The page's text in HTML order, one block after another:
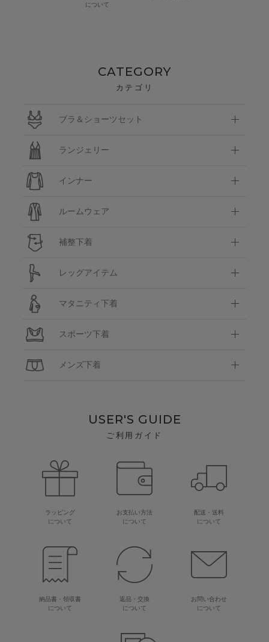
について
CATEGORY
カテゴリ
ブラ＆ショーツセット
ランジェリー
インナー
ルームウェア
補整下着
レッグアイテム
マタニティ下着
スポーツ下着
メンズ下着
USER'S GUIDE
ご利用ガイド
ラッピング
について
お支払い方法
について
配送・送料
について
納品書・領収書
について
返品・交換
について
お問い合わせ
について